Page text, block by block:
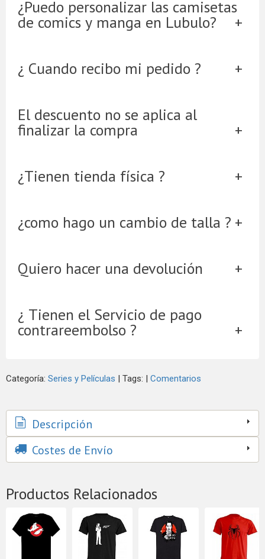
¿Puedo personalizar las camisetas
de comics y manga en Lubulo?
¿ Cuando recibo mi pedido ?
El descuento no se aplica al
finalizar la compra
¿Tienen tienda física ?
¿como hago un cambio de talla ?
Quiero hacer una devolución
¿ Tienen el Servicio de pago
contrareembolso ?
Categoría: Series y Películas Tags: Comentarios
Descripción
Costes de Envío
Productos Relacionados